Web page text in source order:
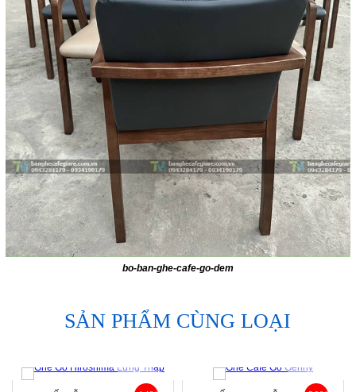
bo-ban-ghe-cafe-go-dem
SẢN PHẨM CÙNG LOẠI